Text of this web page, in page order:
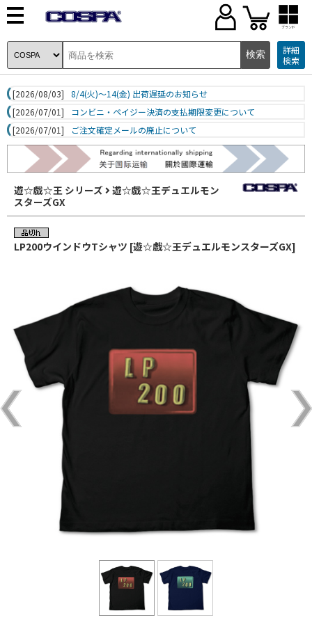
ブランド
詳細
検索
[2026/08/03]
8/4(火)～14(金) 出荷遅延のお知らせ
[2026/07/01]
コンビニ・ペイジー決済の支払期限変更について
[2026/07/01]
ご注文確定メールの廃止について
遊☆戯☆王 シリーズ
遊☆戯☆王デュエルモン
スターズGX
LP200ウインドウTシャツ [遊☆戯☆王デュエルモンスターズGX]